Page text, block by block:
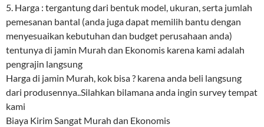
5. Harga : tergantung dari bentuk model, ukuran, serta jumlah
pemesanan bantal (anda juga dapat memilih bantu dengan
menyesuaikan kebutuhan dan budget perusahaan anda)
tentunya di jamin Murah dan Ekonomis karena kami adalah
pengrajin langsung
Harga di jamin Murah, kok bisa ? karena anda beli langsung
dari produsennya..Silahkan bilamana anda ingin survey tempat
kami
Biaya Kirim Sangat Murah dan Ekonomis